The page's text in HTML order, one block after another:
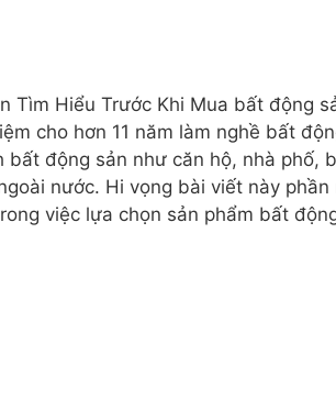
Tìm Hiểu Trước Khi Mua bất động
cho hơn 11 năm làm nghề bất
bất động sản như căn hộ, nhà phố,
nước. Hi vọng bài viết này phần
việc lựa chọn sản phẩm bất